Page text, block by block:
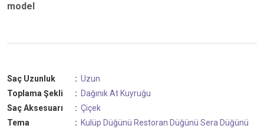
model
Saç Uzunluk : Uzun
Toplama Şekli
: Dağınık At Kuyruğu
Saç Aksesuarı
: Çiçek
Tema
: Kulüp Düğünü Restoran Düğünü Sera Düğünü